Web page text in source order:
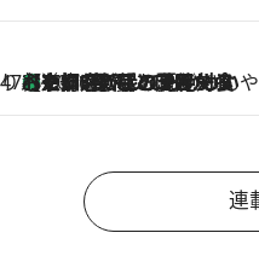
47都道府県の手みやげ ひんやりスイーツで夏を満喫
2026.8.7
【京都府】この夏絶対食べたい 冷やしておいしいおやつ3選 ひと口目から心を掴む新緑のテリーヌ
連